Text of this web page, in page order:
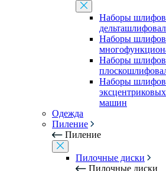
Наборы
Наборы
Наборы
Наборы
машин
Одежда
Пиление
Пиление
Пилочные диски
Пилочные диски